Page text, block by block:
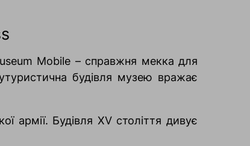
Mobile – справжня мекка для
будівля музею вражає
армії. Будівля XV століття дивує